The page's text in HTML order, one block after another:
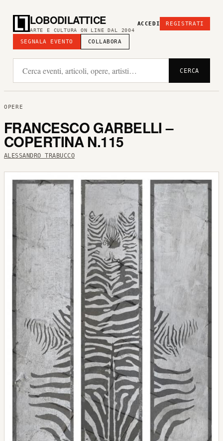
LOBODILATTICE
ARTE E CULTURA ON LINE DAL 2004
SEGNALA EVENTO COLLABORA
ACCEDI REGISTRATI
CERCA
OPERE
FRANCESCO GARBELLI –
COPERTINA N.115
ALESSANDRO TRABUCCO